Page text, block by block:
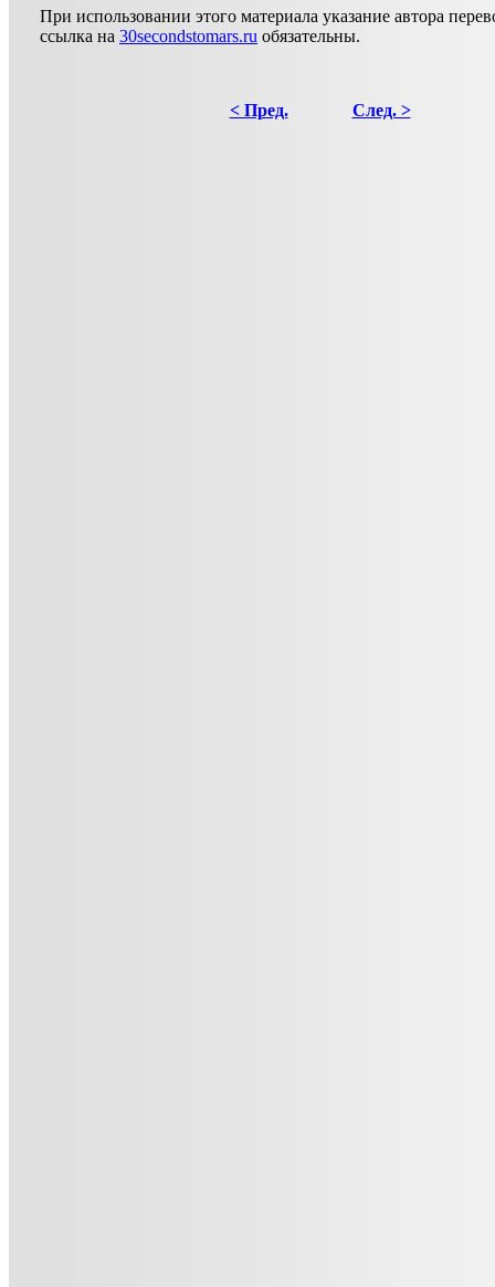
При использовании этого материала указание автора
ссылка на 30secondstomars.ru обязательны.
< Пред. След. >